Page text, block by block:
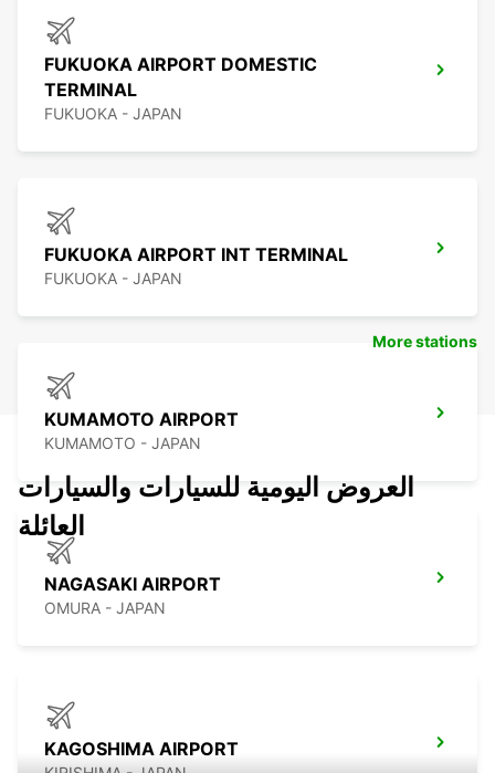
FUKUOKA AIRPORT DOMESTIC
TERMINAL
FUKUOKA - JAPAN
FUKUOKA AIRPORT INT TERMINAL
FUKUOKA - JAPAN
KUMAMOTO AIRPORT
KUMAMOTO - JAPAN
NAGASAKI AIRPORT
OMURA - JAPAN
KAGOSHIMA AIRPORT
More stations
العروض اليومية للسيارات والسيارات
العائلة